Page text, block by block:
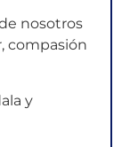
nosotros
compasión
y